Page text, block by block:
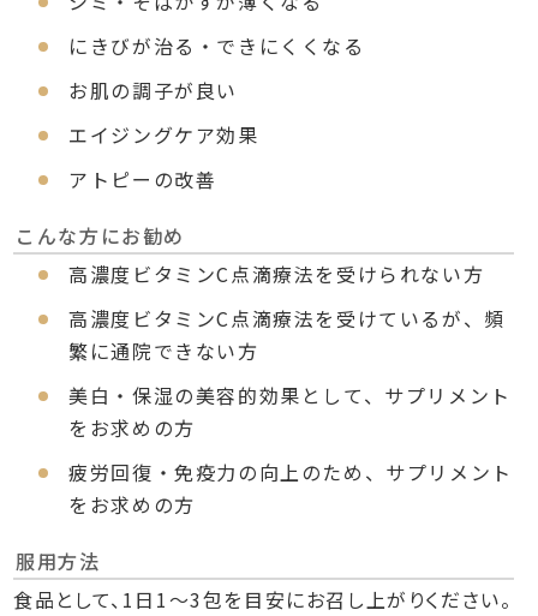
にきびが治る・できにくくなる
お肌の調子が良い
エイジングケア効果
アトピーの改善
こんな方にお勧め
高濃度ビタミンC点滴療法を受けられない方
高濃度ビタミンC点滴療法を受けているが、頻
繁に通院できない方
美白・保湿の美容的効果として、サプリメント
をお求めの方
疲労回復・免疫力の向上のため、サプリメント
をお求めの方
服用方法
食品として、1日1〜3包を目安にお召し上がりください。